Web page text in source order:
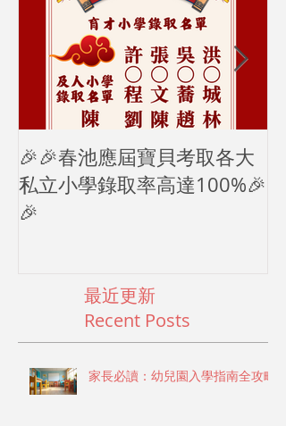
🎉🎉春池應屆寶貝考取各大
私立小學錄取率高達100%🎉
🎉
最近更新
Recent Posts
家長必讀：幼兒園入學指南全攻略